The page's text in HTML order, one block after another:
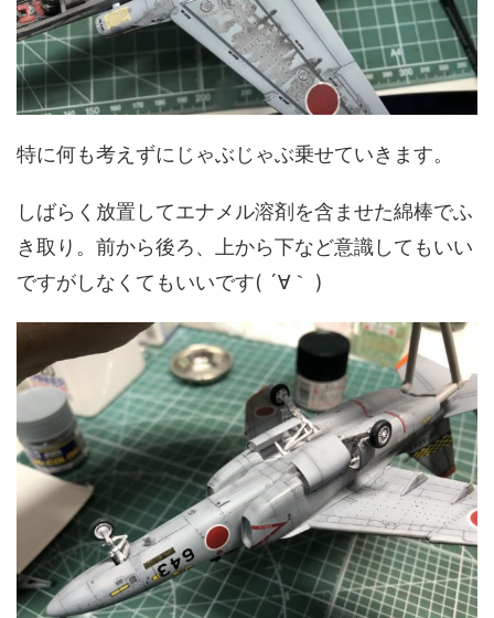
特に何も考えずにじゃぶじゃぶ乗せていきます。
しばらく放置してエナメル溶剤を含ませた綿棒でふ
き取り。前から後ろ、上から下など意識してもいい
ですがしなくてもいいです( ´∀｀ )